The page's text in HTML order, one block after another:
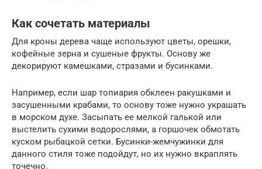
Как сочетать материалы
Для кроны дерева чаще используют цветы, орешки,
кофейные зерна и сушеные фрукты. Основу же
декорируют камешками, стразами и бусинками.
Например, если шар топиария обклеен ракушками и
засушенными крабами, то основу тоже нужно украшать
в морском духе. Засыпать ее мелкой галькой или
выстелить сухими водорослями, а горшочек обмотать
куском рыбацкой сетки. Бусинки-жемчужинки для
данного стиля тоже подойдут, но их нужно вкраплять
точечно.